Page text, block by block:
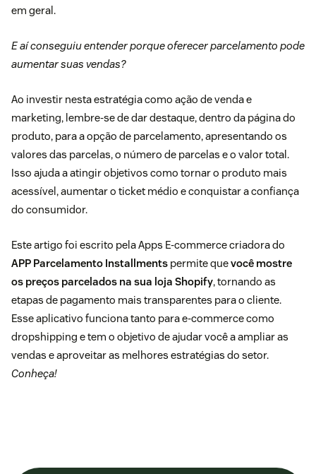
em geral.
E aí conseguiu entender porque oferecer parcelamento pode
aumentar suas vendas?
Ao investir nesta estratégia como ação de venda e
marketing, lembre-se de dar destaque, dentro da página do
produto, para a opção de parcelamento, apresentando os
valores das parcelas, o número de parcelas e o valor total.
Isso ajuda a atingir objetivos como tornar o produto mais
acessível, aumentar o ticket médio e conquistar a confiança
do consumidor.
Este artigo foi escrito pela Apps E-commerce criadora do
APP Parcelamento Installments permite quevocê mostre
os preços parcelados na sua loja Shopify, tornando as
etapas de pagamento mais transparentes para o cliente.
Esse aplicativo funciona tanto para e-commerce como
dropshipping e tem o objetivo de ajudar você a ampliar as
vendas e aproveitar as melhores estratégias do setor.
Conheça!